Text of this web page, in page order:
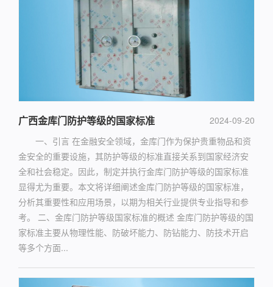
2024-09-20
广西金库门防护等级的国家标准
一、引言 在金融安全领域，金库门作为保护贵重物品和资
金安全的重要设施，其防护等级的标准直接关系到国家经济安
全和社会稳定。因此，制定并执行金库门防护等级的国家标准
显得尤为重要。本文将详细阐述金库门防护等级的国家标准，
分析其重要性和应用场景，以期为相关行业提供专业指导和参
考。 二、金库门防护等级国家标准的概述 金库门防护等级的国
家标准主要从物理性能、防破坏能力、防钻能力、防技术开启
等多个方面...